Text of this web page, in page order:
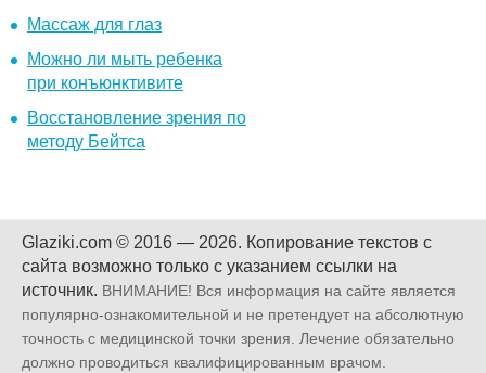
Массаж для глаз
Можно ли мыть ребенка
при конъюнктивите
Восстановление зрения по
методу Бейтса
Glaziki.com © 2016 — 2026. Копирование текстов с
сайта возможно только с указанием ссылки на
источник. ВНИМАНИЕ! Вся информация на сайте является
популярно-ознакомительной и не претендует на абсолютную
точность с медицинской точки зрения. Лечение обязательно
должно проводиться квалифицированным врачом.